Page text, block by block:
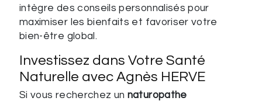
intègre des conseils personnalisés pour
maximiser les bienfaits et favoriser votre
bien-être global.
Investissez dans Votre Santé
Naturelle avec Agnès HERVE
Si vous recherchez un naturopathe